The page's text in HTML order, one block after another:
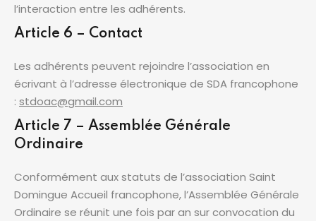
l’interaction entre les adhérents.
Article 6 – Contact
Les adhérents peuvent rejoindre l’association en
écrivant à l’adresse électronique de SDA francophone
: stdoac@gmail.com
Article 7 – Assemblée Générale
Ordinaire
Conformément aux statuts de l’association Saint
Domingue Accueil francophone, l’Assemblée Générale
Ordinaire se réunit une fois par an sur convocation du